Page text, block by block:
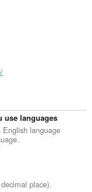
use languages
language
place).